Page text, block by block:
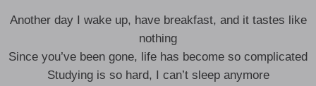
Another day I wake up, have breakfast, and it tastes like
nothing
Since you’ve been gone, life has become so complicated
Studying is so hard, I can’t sleep anymore